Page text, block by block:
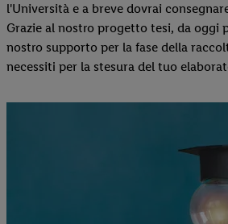
l'Università e a breve dovrai
Grazie al nostro progetto tesi, da oggi
nostro supporto per la fase della
necessiti per la stesura del tuo